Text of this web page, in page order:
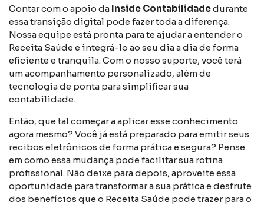
Contar com o apoio da Inside Contabilidadedurante
essa transição digital pode fazer toda a diferença.
Nossa equipe está pronta para te ajudar a entender o
Receita Saúde e integrá-lo ao seu dia a dia de forma
eficiente e tranquila. Com o nosso suporte, você terá
um acompanhamento personalizado, além de
tecnologia de ponta para simplificar sua
contabilidade.
Então, que tal começar a aplicar esse conhecimento
agora mesmo? Você já está preparado para emitir seus
recibos eletrônicos de forma prática e segura? Pense
em como essa mudança pode facilitar sua rotina
profissional. Não deixe para depois, aproveite essa
oportunidade para transformar a sua prática e desfrute
dos benefícios que o Receita Saúde pode trazer para o